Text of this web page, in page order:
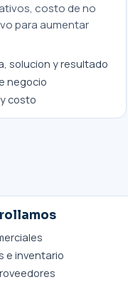
costo de no
para aumentar
solucion y resultado
negocio
costo
e inventario